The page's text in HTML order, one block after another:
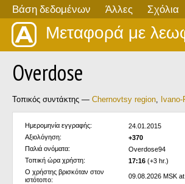
Βάση δεδομένων Άλλες Σχόλια
Μεταφορά με
Overdose
Τοπικός συντάκτης — Chernovtsy region,
Ημερομηνία εγγραφής:
24.01.2015
Αξιολόγηση:
+370
Παλιά ονόματα:
Overdose94
Τοπική ώρα χρήστη:
17:16 (+3 hr.)
Ο χρήστης βρισκόταν στον
ιστότοπο:
09.08.2026 MSK